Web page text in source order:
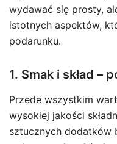
wydawać się prosty,
istotnych aspektów,
podarunku.
1. Smak i skład –
Przede wszystkim
wysokiej jakości
sztucznych dodatków